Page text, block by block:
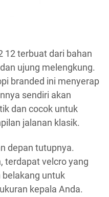
12 terbuat dari bahan
ujung melengkung.
branded ini menyerap
sendiri akan
dan cocok untuk
jalanan klasik.
depan tutupnya.
terdapat velcro yang
untuk
kepala Anda.